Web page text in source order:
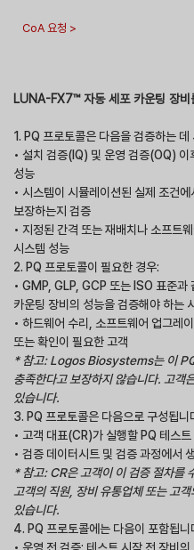
CoA 요청 >
LUNA-FX7™ 자동 세포 카운팅 장
1. PQ 프로토콜은 다음을 검증하는 데
• 설치 검증(IQ) 및 운영 검증(OQ)
성능
• 시스템이 시뮬레이션된 실제 조건
보장하는지 검증
• 지정된 간격 또는 재배치나 소프트
시스템 성능
2. PQ 프로토콜이 필요한 경우:
• GMP, GLP, GCP 또는 ISO 표준과
카운팅 장비의 성능을 검증해야 하는
• 하드웨어 수리, 소프트웨어 업그레
또는 확인이 필요한 고객
* 참고: Logos Biosystems는 이 PQ
충족한다고 보장하지 않습니다. 고객
있습니다.
3. PQ 프로토콜은 다음으로 구성됩니
• 고객 대표(CR)가 실행할 PQ 테스트
• 검증 데이터시트 및 검증 과정에서
* 참고: CR은 고객이 이 검증 절차를
고객의 직원, 장비 유통업체 또는 고
있습니다.
4. PQ 프로토콜에는 다음이 포함됩니